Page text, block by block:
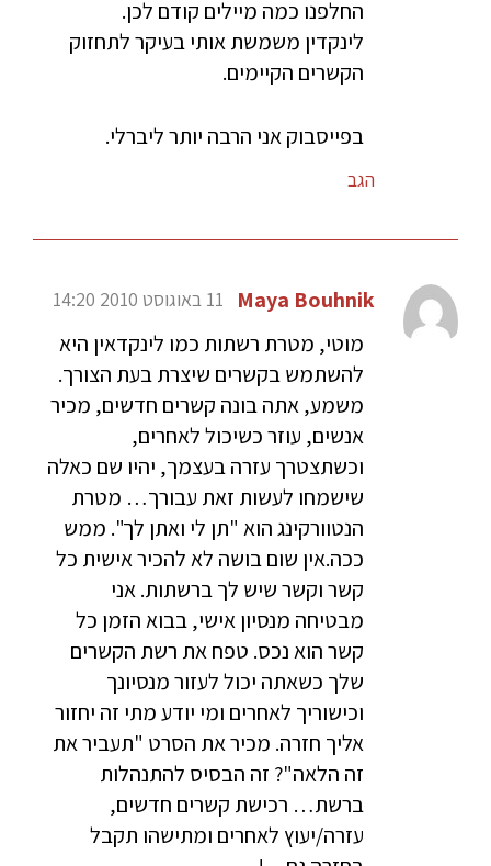
החלפנו כמה מיילים קודם לכן.
לינקדין משמשת אותי בעיקר לתחזוק
הקשרים הקיימים.
בפייסבוק אני הרבה יותר ליברלי.
הגב
Maya Bouhnik 11 באוגוסט 2010 14:20
מוטי, מטרת רשתות כמו לינקדאין היא
להשתמש בקשרים שיצרת בעת הצורך.
משמע, אתה בונה קשרים חדשים, מכיר
אנשים, עוזר כשיכול לאחרים,
וכשתצטרך עזרה בעצמך, יהיו שם כאלה
שישמחו לעשות זאת עבורך… מטרת
הנטוורקינג הוא "תן לי ואתן לך". ממש
ככה.אין שום בושה לא להכיר אישית כל
קשר וקשר שיש לך ברשתות. אני
מבטיחה מנסיון אישי, בבוא הזמן כל
קשר הוא נכס. טפח את רשת הקשרים
שלך כשאתה יכול לעזור מנסיונך
וכישוריך לאחרים ומי יודע מתי זה יחזור
אליך חזרה. מכיר את הסרט "תעביר את
זה הלאה"? זה הבסיס להתנהלות
ברשת… רכישת קשרים חדשים,
עזרה/יעוץ לאחרים ומתישהו תקבל